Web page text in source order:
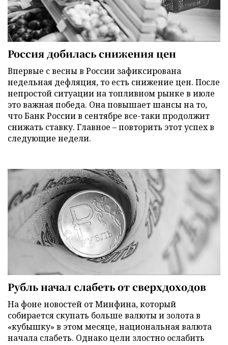
Россия добилась снижения цен
Впервые с весны в России зафиксирована
недельная дефляция, то есть снижение цен. После
непростой ситуации на топливном рынке в июле
это важная победа. Она повышает шансы на то,
что Банк России в сентябре все-таки продолжит
снижать ставку. Главное – повторить этот успех в
следующие недели.
Рубль начал слабеть от сверхдоходов
На фоне новостей от Минфина, который
собирается скупать больше валюты и золота в
«кубышку» в этом месяце, национальная валюта
начала слабеть. Однако цели злостно ослабить